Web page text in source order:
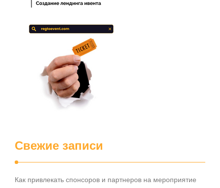
Свежие записи
Как привлекать спонсоров и партнеров на мероприятие